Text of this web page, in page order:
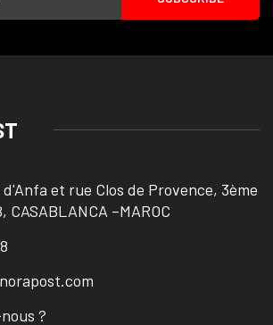
d'Anfa et rue Clos de Provence, 3ème
CASABLANCA –MAROC
?